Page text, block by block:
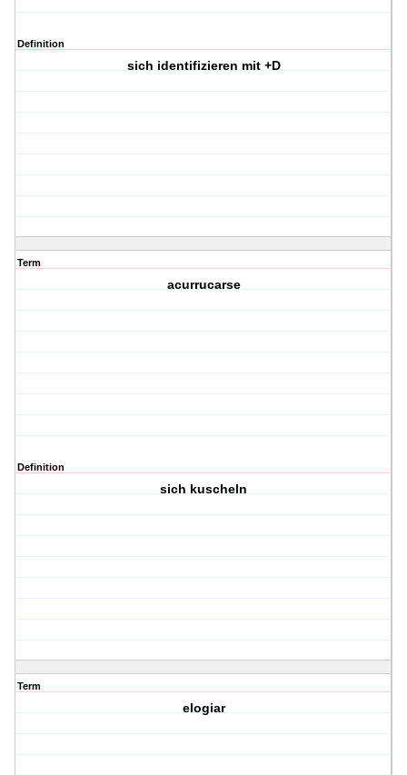
Definition
sich identifizieren mit +D
Term
acurrucarse
Definition
sich kuscheln
Term
elogiar